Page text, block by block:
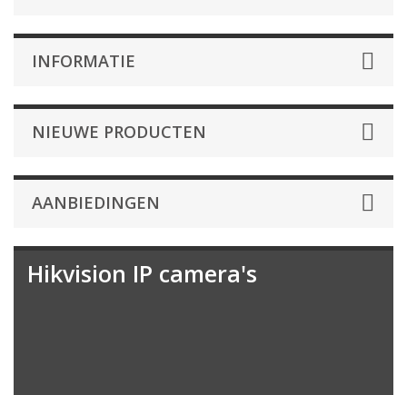
INFORMATIE
NIEUWE PRODUCTEN
AANBIEDINGEN
Hikvision IP camera's